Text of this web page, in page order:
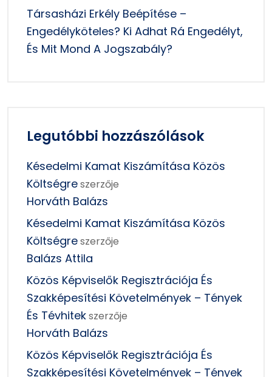
Társasházi Erkély Beépítése –
Engedélyköteles? Ki Adhat Rá Engedélyt,
És Mit Mond A Jogszabály?
Legutóbbi hozzászólások
Késedelmi Kamat Kiszámítása Közös
Költségreszerzője
Horváth Balázs
Késedelmi Kamat Kiszámítása Közös
Költségreszerzője
Balázs Attila
Közös Képviselők Regisztrációja És
Szakképesítési Követelmények – Tények
És Tévhitekszerzője
Horváth Balázs
Közös Képviselők Regisztrációja És
Szakképesítési Követelmények – Tények